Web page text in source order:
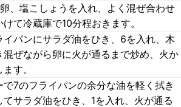
、塩こしょうを入れ、よく混ぜ合わせ
て冷蔵庫で10分程おきます。
パンにサラダ油をひき、6を入れ、木
ぜながら卵に火が通るまで炒め、火か
す。
7のフライパンの余分な油を軽く拭き
サラダ油をひき、1を入れ、火が通る